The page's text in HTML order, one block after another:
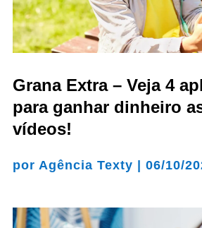
Grana Extra – Veja 4
para ganhar dinheiro
vídeos!
por Agência Texty | 06/10/